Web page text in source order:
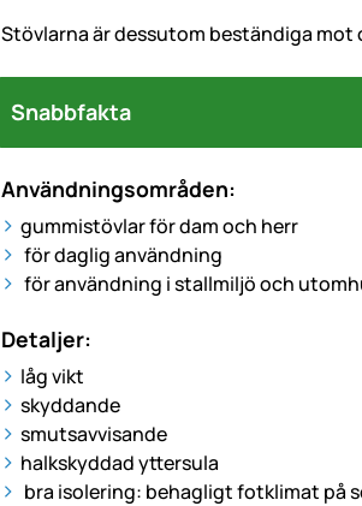
Stövlarna är dessutom beständiga mot
Snabbfakta
Användningsområden:
gummistövlar för dam och herr
för daglig användning
för användning i stallmiljö och
Detaljer:
låg vikt
skyddande
smutsavvisande
halkskyddad yttersula
bra isolering: behagligt fotklimat på